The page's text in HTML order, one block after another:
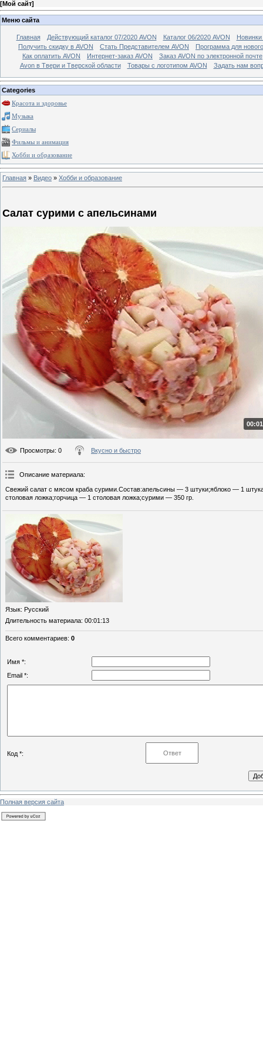
[Мой сайт]
Меню сайта
Главная Действующий каталог 07/2020 AVON Каталог 06/2020 AVON
Новинки
Получить скидку в AVON
Стать Представителем AVON
Программа для
Как оплатить AVON
Интернет-заказ AVON
Заказ AVON по электронной почте
Avon в Твери и Тверской области
Товары с логотипом AVON Задать нам
Categories
Красота и здоровье
Музыка
Сериалы
Фильмы и анимация
Хобби и образование
Главная » Видео » Хобби и образование
Салат сурими с апельсинами
Просмотры: 0 Вкусно и быстро
Описание материала:
Свежий салат с мясом краба сурими.Состав:апельсины — 3 штуки;яблоко — 1
столовая ложка;горчица — 1 столовая ложка;сурими — 350 гр.
Язык: Русский
Длительность материала: 00:01:13
Всего комментариев: 0
Имя *:
Email *:
Код *:
Полная версия сайта